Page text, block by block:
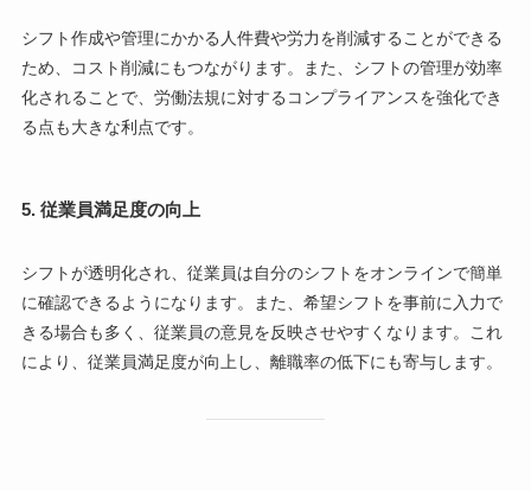
シフト作成や管理にかかる人件費や労力を削減することができる
ため、コスト削減にもつながります。また、シフトの管理が効率
化されることで、労働法規に対するコンプライアンスを強化でき
る点も大きな利点です。
5. 従業員満足度の向上
シフトが透明化され、従業員は自分のシフトをオンラインで簡単
に確認できるようになります。また、希望シフトを事前に入力で
きる場合も多く、従業員の意見を反映させやすくなります。これ
により、従業員満足度が向上し、離職率の低下にも寄与します。